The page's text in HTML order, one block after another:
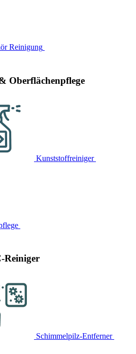
Reinigung
Oberflächenpflege
Kunststoffreiniger
Reiniger
Schimmelpilz-Entferner